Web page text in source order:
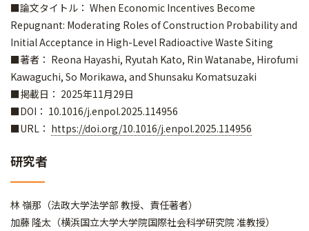
■論文タイトル： When Economic Incentives Become
Repugnant: Moderating Roles of Construction Probability and
Initial Acceptance in High-Level Radioactive Waste Siting
■著者： Reona Hayashi, Ryutah Kato, Rin Watanabe, Hirofumi
Kawaguchi, So Morikawa, and Shunsaku Komatsuzaki
■掲載日： 2025年11月29日
■DOI： 10.1016/j.enpol.2025.114956
■URL： https://doi.org/10.1016/j.enpol.2025.114956
研究者
林 嶺那（法政大学法学部 教授、責任著者）
加藤 隆太（横浜国立大学大学院国際社会科学研究院 准教授）